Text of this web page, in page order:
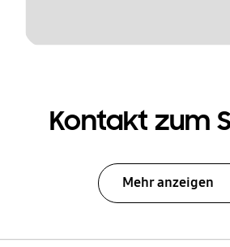
Kontakt zum
Mehr anzeigen